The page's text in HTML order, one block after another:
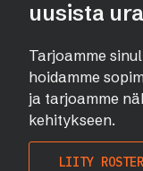
uusista
Tarjoamme
hoidamme
ja tarjoamme
kehitykseen.
LIITY